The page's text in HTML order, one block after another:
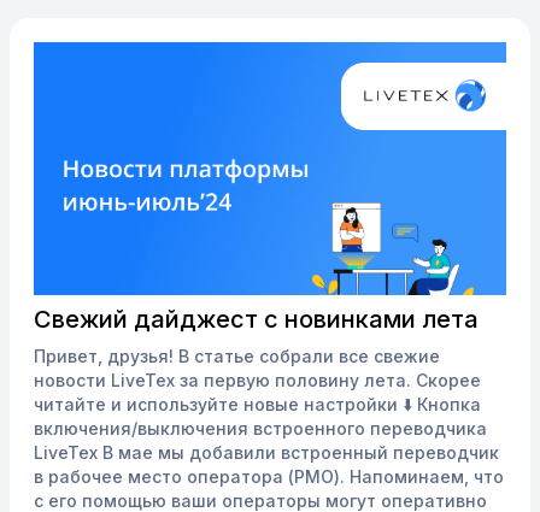
Свежий дайджест с новинками лета
Привет, друзья! В статье собрали все свежие
новости LiveTex за первую половину лета. Скорее
читайте и используйте новые настройки ⬇️ Кнопка
включения/выключения встроенного переводчика
LiveTex В мае мы добавили встроенный переводчик
в рабочее место оператора (РМО). Напоминаем, что
с его помощью ваши операторы могут оперативно